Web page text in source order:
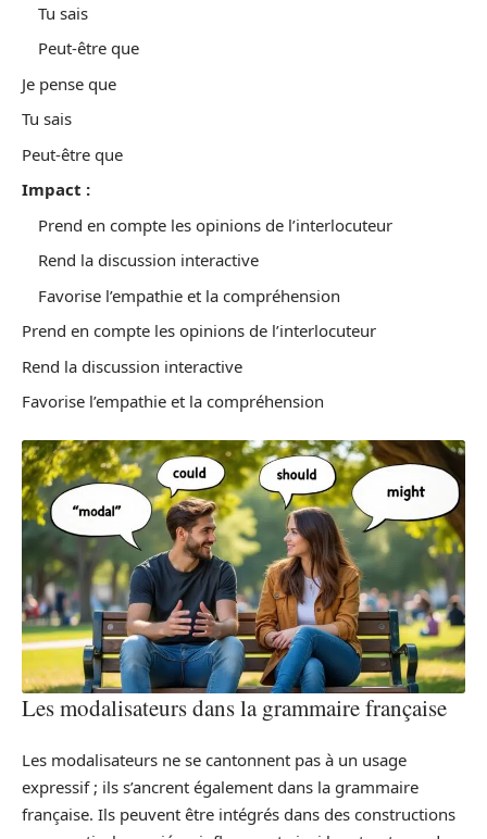
Tu sais
Peut-être que
Je pense que
Tu sais
Peut-être que
Impact :
Prend en compte les opinions de l’interlocuteur
Rend la discussion interactive
Favorise l’empathie et la compréhension
Prend en compte les opinions de l’interlocuteur
Rend la discussion interactive
Favorise l’empathie et la compréhension
Les modalisateurs dans la grammaire française
Les modalisateurs ne se cantonnent pas à un usage
expressif ; ils s’ancrent également dans la grammaire
française. Ils peuvent être intégrés dans des constructions